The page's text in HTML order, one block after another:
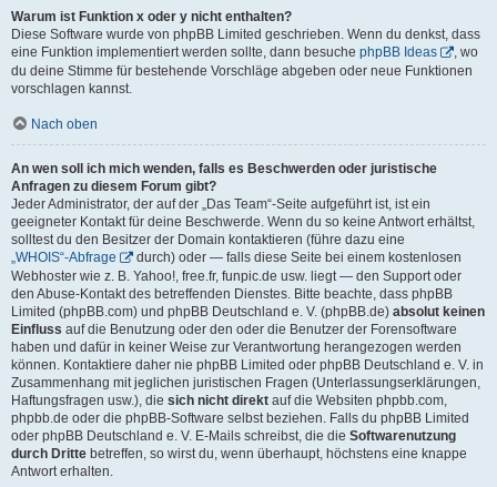
Warum ist Funktion x oder y nicht enthalten?
Diese Software wurde von phpBB Limited geschrieben. Wenn du denkst, dass
eine Funktion implementiert werden sollte, dann besuche phpBB Ideas
, wo
du deine Stimme für bestehende Vorschläge abgeben oder neue Funktionen
vorschlagen kannst.
Nach oben
An wen soll ich mich wenden, falls es Beschwerden oder juristische
Anfragen zu diesem Forum gibt?
Jeder Administrator, der auf der „Das Team“-Seite aufgeführt ist, ist ein
geeigneter Kontakt für deine Beschwerde. Wenn du so keine Antwort erhältst,
solltest du den Besitzer der Domain kontaktieren (führe dazu eine
„WHOIS“-Abfrage
durch) oder — falls diese Seite bei einem kostenlosen
Webhoster wie z. B. Yahoo!, free.fr, funpic.de usw. liegt — den Support oder
den Abuse-Kontakt des betreffenden Dienstes. Bitte beachte, dass phpBB
Limited (phpBB.com) und phpBB Deutschland e. V. (phpBB.de) absolut keinen
Einfluss auf die Benutzung oder den oder die Benutzer der Forensoftware
haben und dafür in keiner Weise zur Verantwortung herangezogen werden
können. Kontaktiere daher nie phpBB Limited oder phpBB Deutschland e. V. in
Zusammenhang mit jeglichen juristischen Fragen (Unterlassungserklärungen,
Haftungsfragen usw.), die sich nicht direkt auf die Websiten phpbb.com,
phpbb.de oder die phpBB-Software selbst beziehen. Falls du phpBB Limited
oder phpBB Deutschland e. V. E-Mails schreibst, die die Softwarenutzung
durch Dritte betreffen, so wirst du, wenn überhaupt, höchstens eine knappe
Antwort erhalten.